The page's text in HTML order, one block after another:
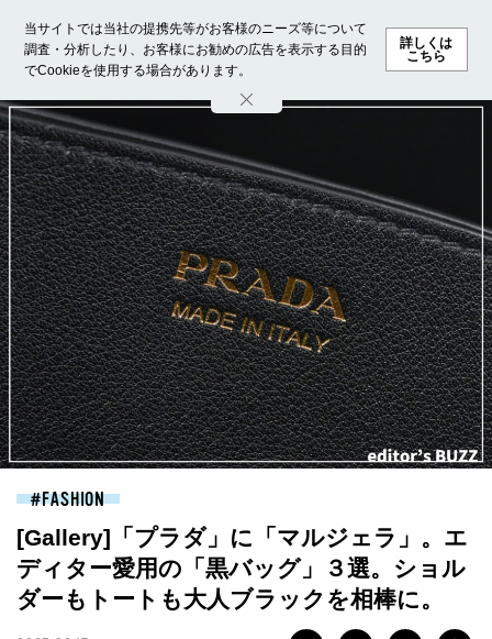
当サイトでは当社の提携先等がお客様のニーズ等について
調査・分析したり、お客様にお勧めの広告を表示する目的
でCookieを使用する場合があります。
詳しくは
こちら
ホーム モデル募集 ランキング ファッション ビューテ
FASHION
[Gallery]「プラダ」に「マルジェラ」。エ
ディター愛用の「黒バッグ」３選。ショル
ダーもトートも大人ブラックを相棒に。